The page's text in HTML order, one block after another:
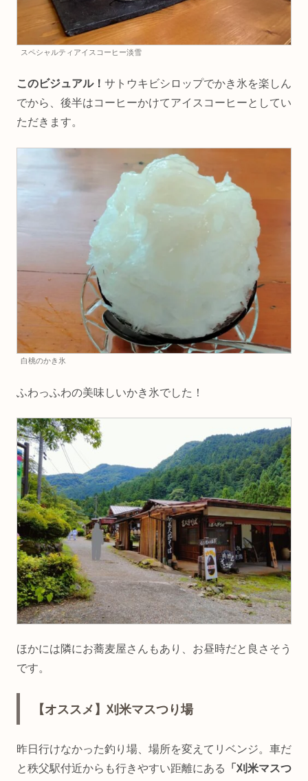
スペシャルティアイスコーヒー淡雪
このビジュアル！ サトウキビシロップでかき氷を楽しん
でから、後半はコーヒーかけてアイスコーヒーとしてい
ただきます。
白桃のかき氷
ふわっふわの美味しいかき氷でした！
ほかには隣にお蕎麦屋さんもあり、お昼時だと良さそう
です。
【オススメ】刈米マスつり場
昨日行けなかった釣り場、場所を変えてリベンジ。車だ
と秩父駅付近からも行きやすい距離にある
「刈米マスつ